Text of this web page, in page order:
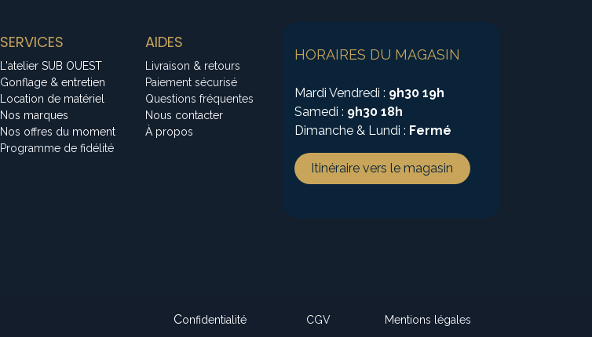
SERVICES
L'atelier SUB OUEST
Gonflage & entretien
Location de matériel
Nos marques
Nos offres du moment
Programme de fidélité
AIDES
Livraison & retours
Paiement sécurisé
Questions fréquentes
Nous contacter
À propos
HORAIRES DU MAGASIN
Mardi Vendredi : 9h30 19h
Samedi : 9h30 18h
Dimanche & Lundi : Fermé
Itinéraire vers le magasin
Mentions légales
CGV
Confidentialité